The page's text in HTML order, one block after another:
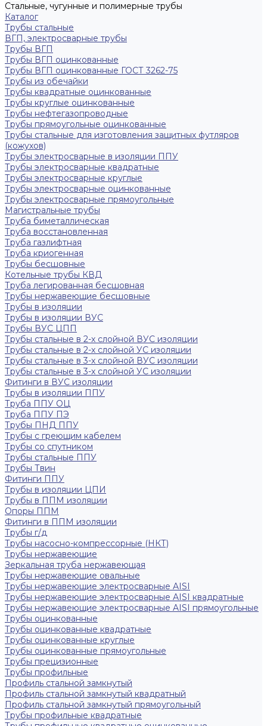
Стальные, чугунные и полимерные трубы
Каталог
Трубы стальные
ВГП, электросварные трубы
Трубы ВГП
Трубы ВГП оцинкованные
Трубы ВГП оцинкованные ГОСТ 3262-75
Трубы из обечайки
Трубы квадратные оцинкованные
Трубы круглые оцинкованные
Трубы нефтегазопроводные
Трубы прямоугольные оцинкованные
Трубы стальные для изготовления защитных футляров
(кожухов)
Трубы электросварные в изоляции ППУ
Трубы электросварные квадратные
Трубы электросварные круглые
Трубы электросварные оцинкованные
Трубы электросварные прямоугольные
Магистральные трубы
Труба биметаллическая
Труба восстановленная
Труба газлифтная
Труба криогенная
Трубы бесшовные
Котельные трубы КВД
Труба легированная бесшовная
Трубы нержавеющие бесшовные
Трубы в изоляции
Трубы в изоляции ВУС
Трубы ВУС ЦПП
Трубы стальные в 2-х слойной ВУС изоляции
Трубы стальные в 2-х слойной УС изоляции
Трубы стальные в 3-х слойной ВУС изоляции
Трубы стальные в 3-х слойной УС изоляции
Фитинги в ВУС изоляции
Трубы в изоляции ППУ
Труба ППУ ОЦ
Труба ППУ ПЭ
Трубы ПНД ППУ
Трубы с греющим кабелем
Трубы со спутником
Трубы стальные ППУ
Трубы Твин
Фитинги ППУ
Трубы в изоляции ЦПИ
Трубы в ППМ изоляции
Опоры ППМ
Фитинги в ППМ изоляции
Трубы г/д
Трубы насосно-компрессорные (НКТ)
Трубы нержавеющие
Зеркальная труба нержавеющая
Трубы нержавеющие овальные
Трубы нержавеющие электросварные AISI
Трубы нержавеющие электросварные AISI квадратные
Трубы нержавеющие электросварные AISI прямоугольные
Трубы оцинкованные
Трубы оцинкованные квадратные
Трубы оцинкованные круглые
Трубы оцинкованные прямоугольные
Трубы прецизионные
Трубы профильные
Профиль стальной замкнутый
Профиль стальной замкнутый квадратный
Профиль стальной замкнутый прямоугольный
Трубы профильные квадратные